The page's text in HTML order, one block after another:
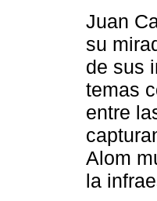
Juan
su
de sus
temas
entre
Alom
la